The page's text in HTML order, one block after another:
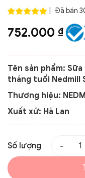
Đã bán
752.000 ₫
Tên sản phẩm:
tháng tuổi Nedmill
Thương hiệu:
Xuất xứ: Hà Lan
Số lượng